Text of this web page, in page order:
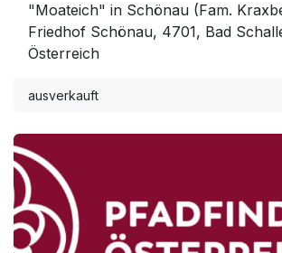
"Moateich" in Schönau (Fam.
Friedhof Schönau, 4701, Bad
Österreich
ausverkauft